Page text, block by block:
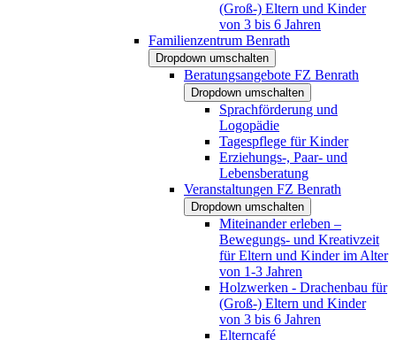
(Groß-) Eltern und Kinder
von 3 bis 6 Jahren
Familienzentrum Benrath
Dropdown umschalten
Beratungsangebote FZ Benrath
Dropdown umschalten
Sprachförderung und
Logopädie
Tagespflege für Kinder
Erziehungs-, Paar- und
Lebensberatung
Veranstaltungen FZ Benrath
Dropdown umschalten
Miteinander erleben –
Bewegungs- und Kreativzeit
für Eltern und Kinder im Alter
von 1-3 Jahren
Holzwerken - Drachenbau für
(Groß-) Eltern und Kinder
von 3 bis 6 Jahren
Elterncafé